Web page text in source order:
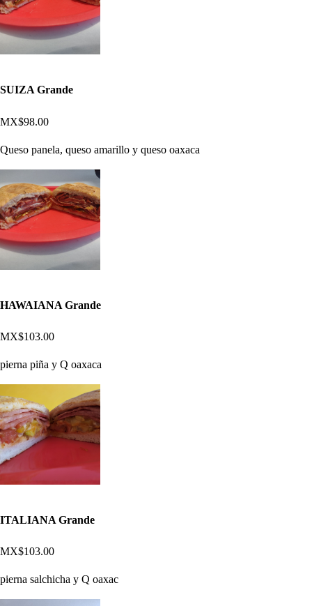
SUIZA Grande
MX$98.00
Queso panela, queso amarillo y queso oaxaca
HAWAIANA Grande
MX$103.00
pierna piña y Q oaxaca
ITALIANA Grande
MX$103.00
pierna salchicha y Q oaxac